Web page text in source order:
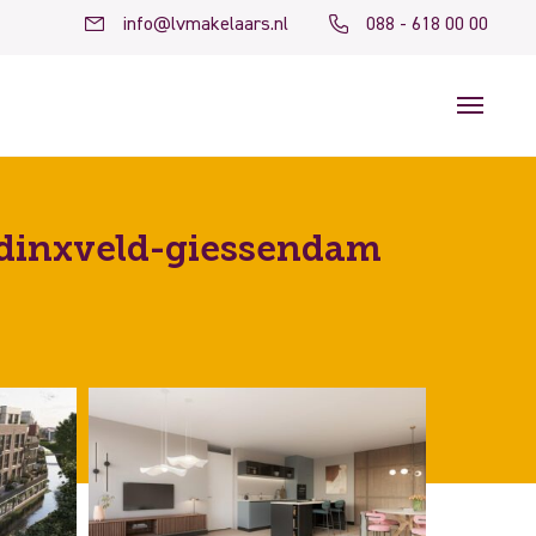
info@lvmakelaars.nl 088 - 618 00 00
giessendam